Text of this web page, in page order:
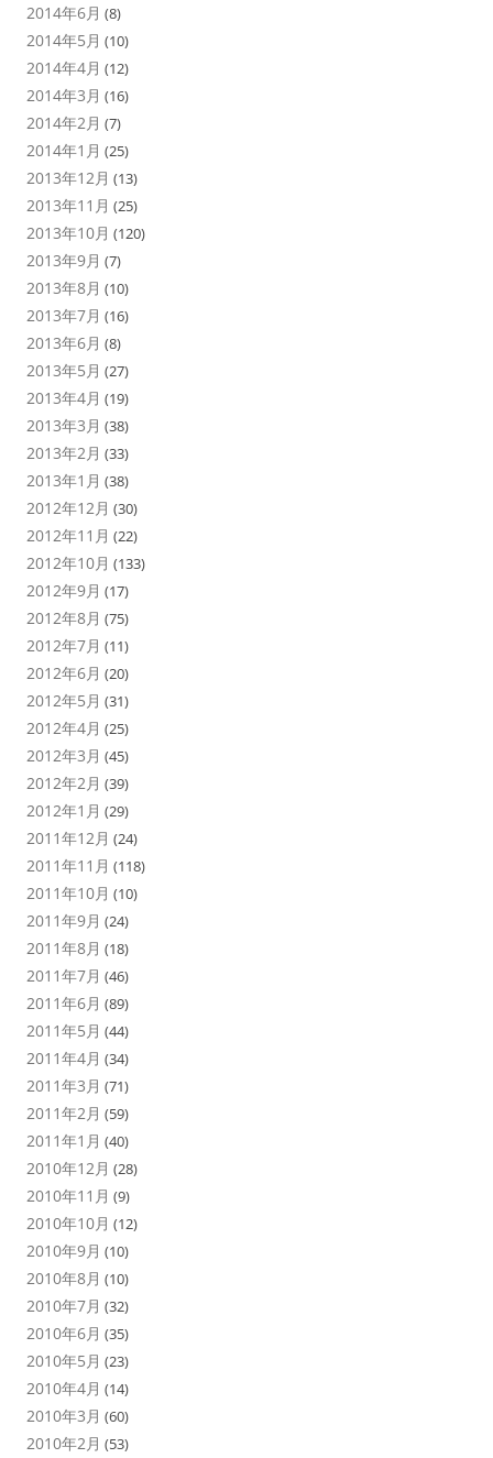
2014年6月 (8)
2014年5月 (10)
2014年4月 (12)
2014年3月 (16)
2014年2月 (7)
2014年1月 (25)
2013年12月 (13)
2013年11月 (25)
2013年10月 (120)
2013年9月 (7)
2013年8月 (10)
2013年7月 (16)
2013年6月 (8)
2013年5月 (27)
2013年4月 (19)
2013年3月 (38)
2013年2月 (33)
2013年1月 (38)
2012年12月 (30)
2012年11月 (22)
2012年10月 (133)
2012年9月 (17)
2012年8月 (75)
2012年7月 (11)
2012年6月 (20)
2012年5月 (31)
2012年4月 (25)
2012年3月 (45)
2012年2月 (39)
2012年1月 (29)
2011年12月 (24)
2011年11月 (118)
2011年10月 (10)
2011年9月 (24)
2011年8月 (18)
2011年7月 (46)
2011年6月 (89)
2011年5月 (44)
2011年4月 (34)
2011年3月 (71)
2011年2月 (59)
2011年1月 (40)
2010年12月 (28)
2010年11月 (9)
2010年10月 (12)
2010年9月 (10)
2010年8月 (10)
2010年7月 (32)
2010年6月 (35)
2010年5月 (23)
2010年4月 (14)
2010年3月 (60)
2010年2月 (53)